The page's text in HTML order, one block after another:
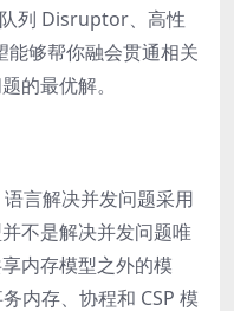
列 Disruptor、高性
能够帮你融会贯通相关
的最优解。
言解决并发问题采用
不是解决并发问题唯
内存模型之外的模
内存、协程和 CSP 模